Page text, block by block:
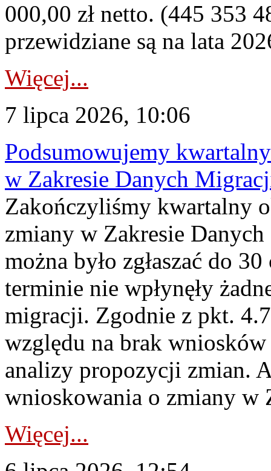
000,00 zł netto. (445 353
przewidziane są na lata
Więcej...
7 lipca 2026, 10:06
Podsumowujemy
w Zakresie Danych
Zakończyliśmy kwartalny
zmiany w Zakresie
można było zgłaszać do
terminie nie wpłynęły
migracji. Zgodnie z pkt.
względu na brak
analizy propozycji zmian.
wnioskowania o zmiany w
Więcej...